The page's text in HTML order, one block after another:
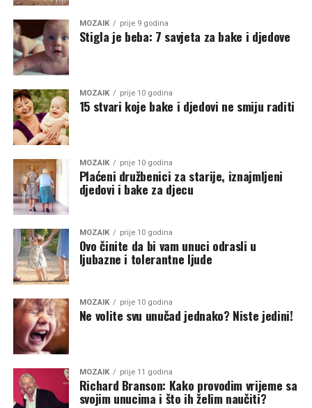
MOZAIK prije 9 godina
Stigla je beba: 7 savjeta za bake i djedove
MOZAIK prije 10 godina
15 stvari koje bake i djedovi ne smiju raditi
MOZAIK prije 10 godina
Plaćeni družbenici za starije, iznajmljeni
djedovi i bake za djecu
MOZAIK prije 10 godina
Ovo činite da bi vam unuci odrasli u
ljubazne i tolerantne ljude
MOZAIK prije 10 godina
Ne volite svu unučad jednako? Niste jedini!
MOZAIK prije 11 godina
Richard Branson: Kako provodim vrijeme sa
svojim unucima i što ih želim naučiti?